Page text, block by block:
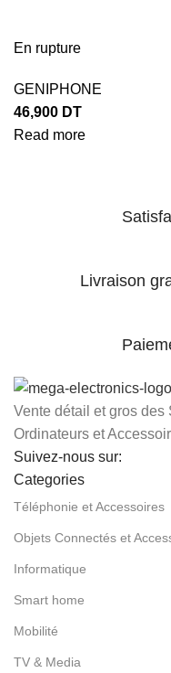
En rupture
GENIPHONE
46,900 DT
Read more
Livraison
Vente détail et gros des
Ordinateurs et
Suivez-nous sur:
Categories
Téléphonie et Accessoires
Objets Connectés et
Informatique
Smart home
Mobilité
TV & Media